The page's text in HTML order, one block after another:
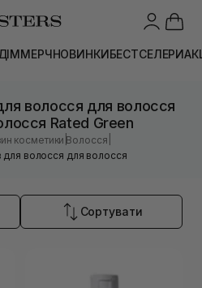
МЕРЧНОВИНКИБЕСТСЕЛЕРИ
волосся для волосся
Rated Green
косметики |Волосся
для волосся для волосся
Сортувати